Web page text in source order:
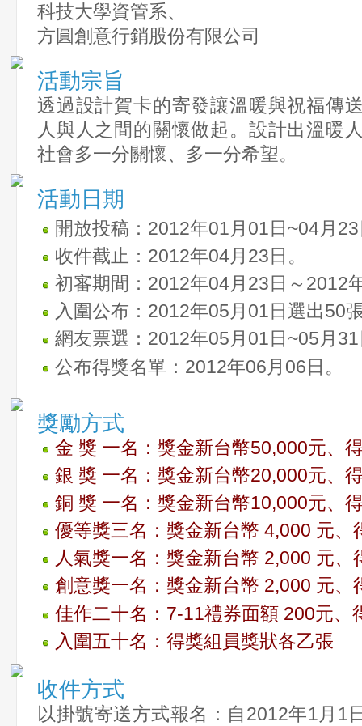
科技大學資管系、
方圓創意行銷股份有限公司
活動宗旨
透過設計賀卡的寄發讓溫暖與祝福傳
人與人之間的關懷做起。設計出溫暖
社會多一分關懷、多一分希望。
活動日期
開放投稿：2012年01月01日~04月
收件截止：2012年04月23日。
初審期間：2012年04月23日～2012
入圍公布：2012年05月01日選出50
網友票選：2012年05月01日~05月
公布得獎名單：2012年06月06日。
獎勵方式
金 獎 一名：獎金新台幣50,000元、
銀 獎 一名：獎金新台幣20,000元、
銅 獎 一名：獎金新台幣10,000元、
優等獎三名：獎金新台幣 4,000 元、
人氣獎一名：獎金新台幣 2,000 元、
創意獎一名：獎金新台幣 2,000 元、
佳作二十名：7-11禮券面額 200元、
入圍五十名：得獎組員獎狀各乙張
收件方式
以掛號寄送方式報名：自2012年1月1